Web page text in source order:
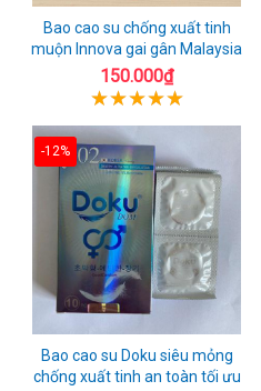
Bao cao su chống xuất tinh
muộn Innova gai gân Malaysia
150.000₫
-12%
Bao cao su Doku siêu mỏng
chống xuất tinh an toàn tối ưu